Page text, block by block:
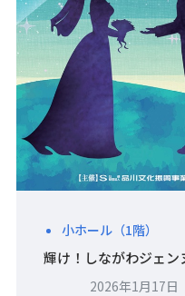
小ホール（1階）
輝け！しながわジェン
2026年1月17日